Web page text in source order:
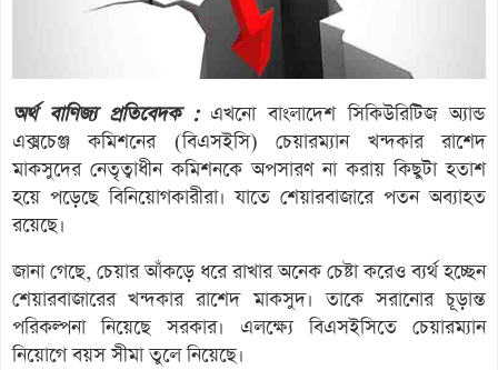
অর্থ বাণিজ্য প্রতিবেদক :এখনো বাংলাদেশ সিকিউরিটিজ অ্যান্ড
এক্সচেঞ্জ কমিশনের (বিএসইসি) চেয়ারম্যান খন্দকার রাশেদ
মাকসুদের নেতৃত্বাধীন কমিশনকে অপসারণ না করায় কিছুটা হতাশ
হয়ে পড়েছে বিনিয়োগকারীরা। যাতে শেয়ারবাজারে পতন অব্যাহত
রয়েছে।
জানা গেছে, চেয়ার আঁকড়ে ধরে রাখার অনেক চেষ্টা করেও ব্যর্থ হচ্ছেন
শেয়ারবাজারের খন্দকার রাশেদ মাকসুদ। তাকে সরানোর চূড়ান্ত
পরিকল্পনা নিয়েছে সরকার। এলক্ষ্যে বিএসইসিতে চেয়ারম্যান
নিয়োগে বয়স সীমা তুলে নিয়েছে।